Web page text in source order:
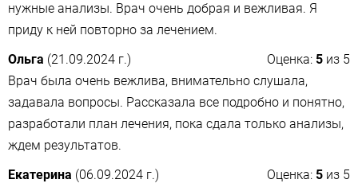
нужные анализы. Врач очень добрая и вежливая. Я
приду к ней повторно за лечением.
Ольга (21.09.2024 г.) Оценка: 5 из 5
Врач была очень вежлива, внимательно слушала,
задавала вопросы. Рассказала все подробно и понятно,
разработали план лечения, пока сдала только анализы,
ждем результатов.
Екатерина (06.09.2024 г.) Оценка: 5 из 5